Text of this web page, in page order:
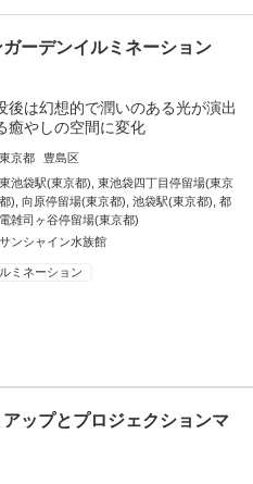
ーデンイルミネーション
後は幻想的で潤いのある光が演出
癒やしの空間に変化
東京都
豊島区
東池袋駅(東京都) ,東池袋四丁目停留場(東京
都) ,向原停留場(東京都) ,池袋駅(東京都) ,都
電雑司ヶ谷停留場(東京都)
サンシャイン水族館
ミネーション
ップとプロジェクションマ